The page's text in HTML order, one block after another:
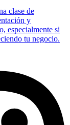
clase de
y
especialmente si
tu negocio.